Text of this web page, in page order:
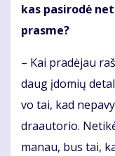
kas pa­si­ro­dė
pras­me?
– Kai pra­dė­jau
daug įdo­mių
vo tai, kad
dra­au­to­rio.
ma­nau, bus tai,